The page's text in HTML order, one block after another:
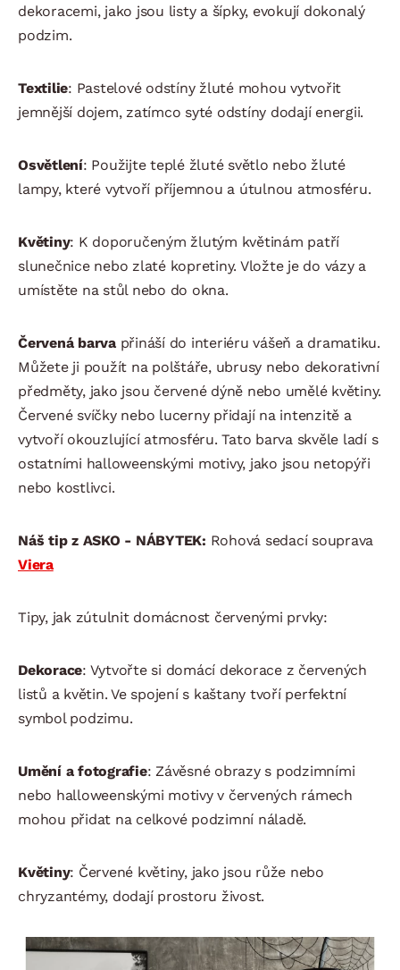
dekoracemi, jako jsou listy a šípky, evokují dokonalý
podzim.
Textilie: Pastelové odstíny žluté mohou vytvořit
jemnější dojem, zatímco syté odstíny dodají energii.
Osvětlení: Použijte teplé žluté světlo nebo žluté
lampy, které vytvoří příjemnou a útulnou atmosféru.
Květiny: K doporučeným žlutým květinám patří
slunečnice nebo zlaté kopretiny. Vložte je do vázy a
umístěte na stůl nebo do okna.
Červená barvapřináší do interiéru vášeň a dramatiku.
Můžete ji použít na polštáře, ubrusy nebo dekorativní
předměty, jako jsou červené dýně nebo umělé květiny.
Červené svíčky nebo lucerny přidají na intenzitě a
vytvoří okouzlující atmosféru. Tato barva skvěle ladí s
ostatními halloweenskými motivy, jako jsou netopýři
nebo kostlivci.
Náš tip z ASKO - NÁBYTEK: Rohová sedací souprava
Viera
Tipy, jak zútulnit domácnost červenými prvky:
Dekorace: Vytvořte si domácí dekorace z červených
listů a květin. Ve spojení s kaštany tvoří perfektní
symbol podzimu.
Umění a fotografie: Závěsné obrazy s podzimními
nebo halloweenskými motivy v červených rámech
mohou přidat na celkové podzimní náladě.
Květiny: Červené květiny, jako jsou růže nebo
chryzantémy, dodají prostoru živost.